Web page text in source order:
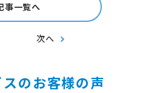
事一覧へ
次へ
のお客様の声